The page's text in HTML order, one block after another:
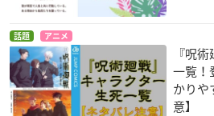
話題 アニメ
『呪
一覧！
かりや
意】